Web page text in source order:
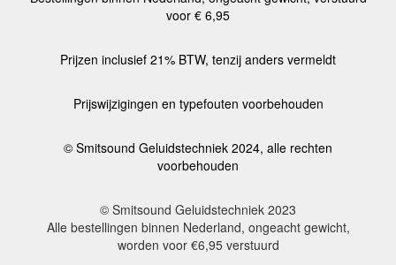
voor € 6,95
Prijzen inclusief 21% BTW, tenzij anders vermeldt
Prijswijzigingen en typefouten voorbehouden
© Smitsound Geluidstechniek 2024, alle rechten
voorbehouden
© Smitsound Geluidstechniek 2023
Alle bestellingen binnen Nederland, ongeacht gewicht,
worden voor €6,95 verstuurd